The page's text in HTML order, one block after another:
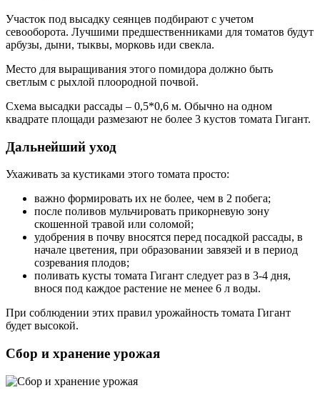
Участок под высадку сеянцев подбирают с учетом
севооборота. Лучшими предшественниками для томатов будут
арбузы, дыни, тыквы, морковь иди свекла.
Место для выращивания этого помидора должно быть
светлым с рыхлой плоородной почвой.
Схема высадки рассады – 0,5*0,6 м. Обычно на одном
квадрате площади размезают не более 3 кустов томата Гигант.
Дальнейший уход
Ухаживать за кустиками этого томата просто:
важно формировать их не более, чем в 2 побега;
после поливов мульчировать прикорневую зону
скошенной травой или соломой;
удобрения в почву вносятся перед посадкой рассады, в
начале цветения, при образовании завязей и в период
созревания плодов;
поливать кусты томата Гигант следует раз в 3-4 дня,
внося под каждое растение не менее 6 л воды.
При соблюдении этих правил урожайность томата Гигант
будет высокой.
Сбор и хранение урожая